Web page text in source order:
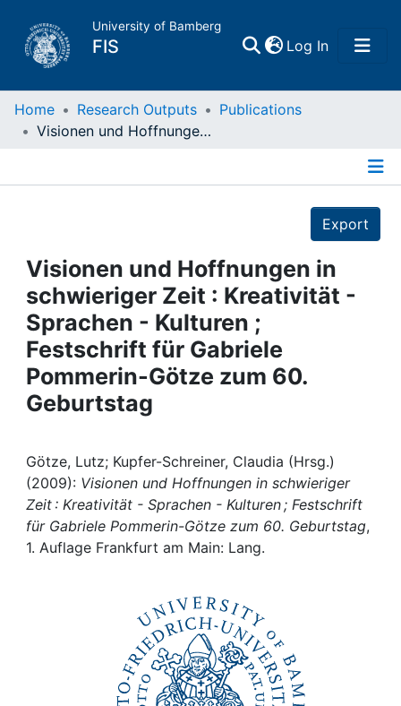
University of Bamberg
FIS Log In(current)
Home
Projects
People
Institutions
Awards
Help
Home Research Outputs
Publications
Visionen und Hoffnungen in schwieriger Zeit : Kreativität - Sprachen - Kulturen ; Festschrift für Gabriele Pommerin-Götze zum 60. Geburtstag
Export
Visionen und Hoffnungen in
schwieriger Zeit : Kreativität -
Sprachen - Kulturen ;
Festschrift für Gabriele
Pommerin-Götze zum 60.
Geburtstag
Götze, Lutz; Kupfer-Schreiner, Claudia (Hrsg.)
(2009): Visionen und Hoffnungen in schwieriger
Zeit : Kreativität - Sprachen - Kulturen ; Festschrift
für Gabriele Pommerin-Götze zum 60. Geburtstag,
1. Auflage Frankfurt am Main: Lang.